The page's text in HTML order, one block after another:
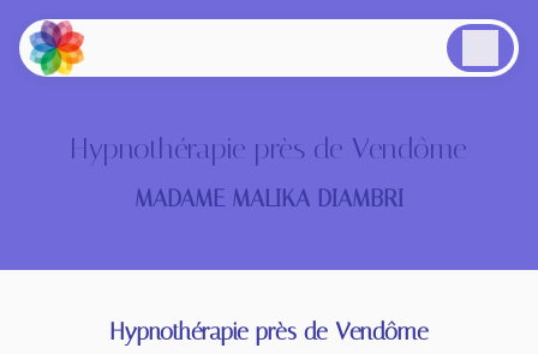
Hypnothérapie près de Vendôme
MADAME MALIKA DIAMBRI
Hypnothérapie près de Vendôme